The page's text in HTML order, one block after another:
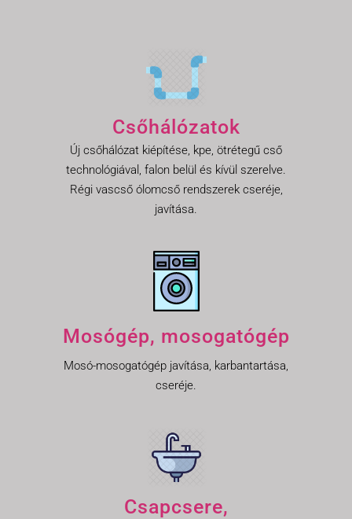
Csőhálózatok
Új csőhálózat kiépítése, kpe, ötrétegű cső
technológiával, falon belül és kívül szerelve.
Régi vascső ólomcső rendszerek cseréje,
javítása.
Mosógép, mosogatógép
Mosó-mosogatógép javítása, karbantartása,
cseréje.
Csapcsere,